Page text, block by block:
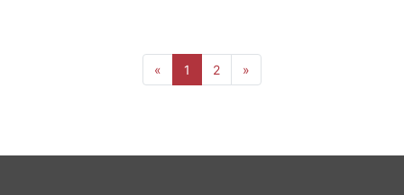
« 前へ1 2 »